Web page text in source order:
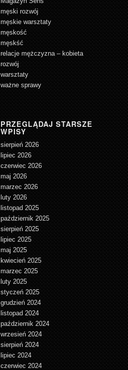
męski rozwój
męskie warsztaty
męskość
męskść
relacje mężczyzna – kobieta
rozwój
warsztaty
ważne sprawy
PRZEGLĄDAJ STARSZE
WPISY
sierpień 2026
lipiec 2026
czerwiec 2026
maj 2026
marzec 2026
luty 2026
listopad 2025
październik 2025
sierpień 2025
lipiec 2025
maj 2025
kwiecień 2025
marzec 2025
luty 2025
styczeń 2025
grudzień 2024
listopad 2024
październik 2024
wrzesień 2024
sierpień 2024
lipiec 2024
czerwiec 2024